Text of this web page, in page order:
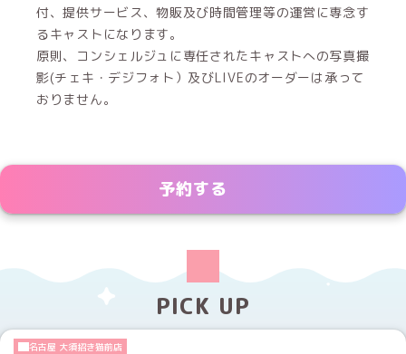
付、提供サービス、物販及び時間管理等の運営に専念す
るキャストになります。
原則、コンシェルジュに専任されたキャストへの写真撮
影(チェキ・デジフォト）及びLIVEのオーダーは承って
おりません。
予約する
PICK UP
名古屋 大須招き猫前店